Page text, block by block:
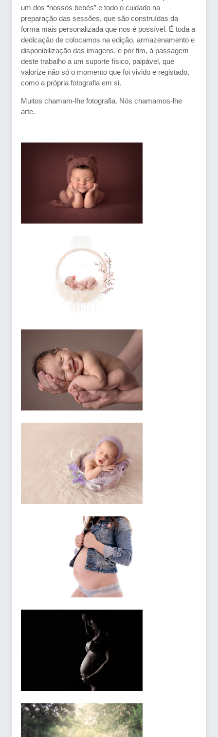
um dos “nossos bebés” e todo o cuidado na
preparação das sessões, que são construídas da
forma mais personalizada que nos é possível. É toda a
dedicação de colocamos na edição, armazenamento e
disponibilização das imagens, e por fim, à passagem
deste trabalho a um suporte físico, palpável, que
valorize não só o momento que foi vivido e registado,
como a própria fotografia em si.
Muitos chamam-lhe fotografia. Nós chamamos-lhe
arte.